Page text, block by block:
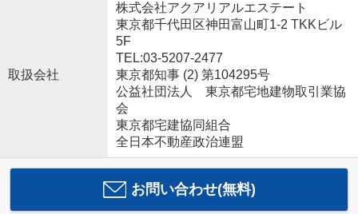
取扱会社
株式会社アクアリアルエステート
東京都千代田区神田富山町1-2 TKKビル
5F
TEL:03-5207-2477
東京都知事 (2) 第104295号
公益社団法人 東京都宅地建物取引業協
会
東京都宅建協同組合
全日本不動産政治連盟
お問い合わせ(無料)